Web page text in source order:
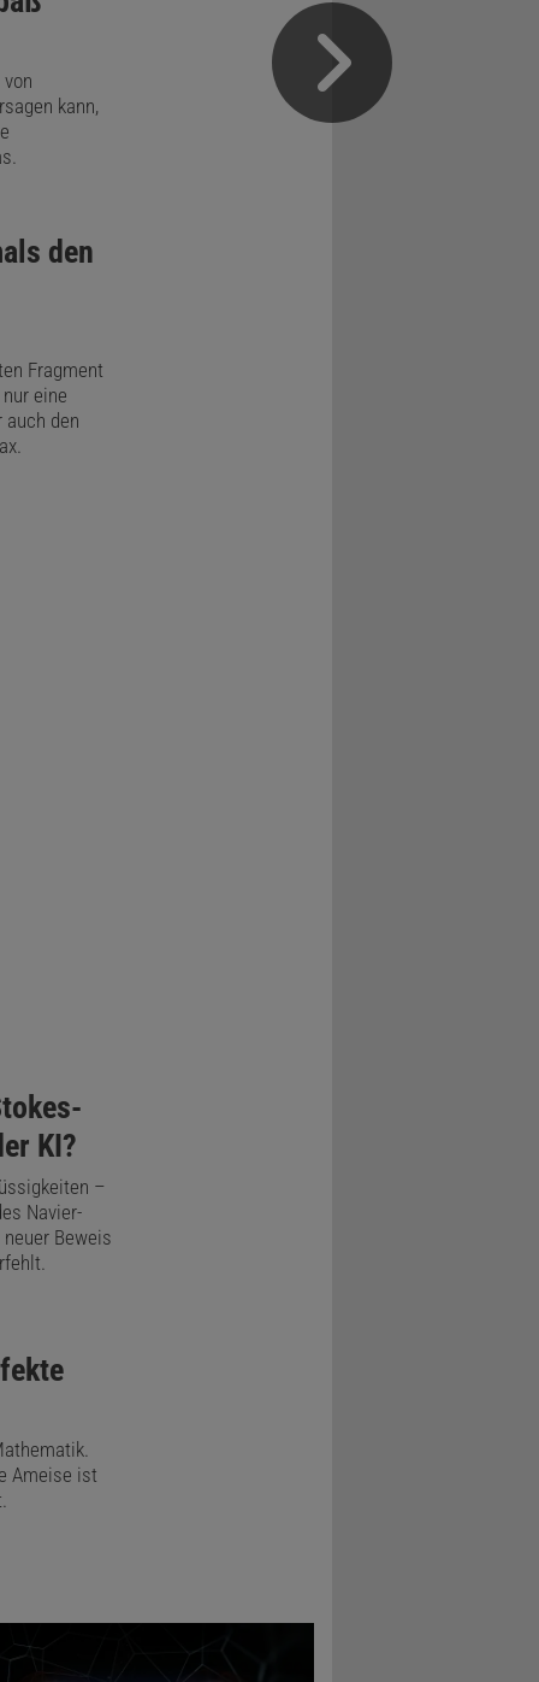
kann,
den
Fragment
eine
auch den
KI?
–
Navier-
Beweis
Ameise ist